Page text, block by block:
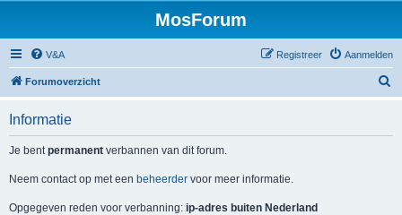
MosForum
V&A Aanmelden
Registreer
Forumoverzicht
Informatie
Je bentpermanent verbannen van dit forum.
Neem contact op met een beheerder voor meer informatie.
Opgegeven reden voor verbanning: ip-adres buiten Nederland